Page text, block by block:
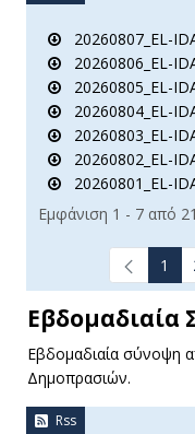
20260807_EL-
20260806_EL-
20260805_EL-
20260804_EL-
20260803_EL-
20260802_EL-
20260801_EL-
Εμφάνιση 1 - 7 από
1
Εβδομαδιαία
Εβδομαδιαία σύνοψη
Δημοπρασιών.
Rss